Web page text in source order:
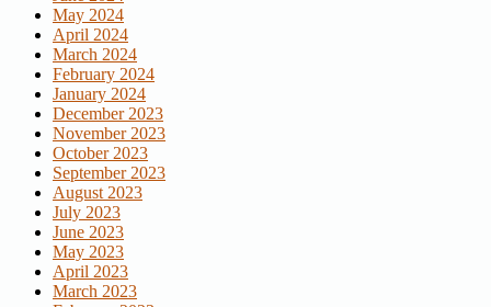
May 2024
April 2024
March 2024
February 2024
January 2024
December 2023
November 2023
October 2023
September 2023
August 2023
July 2023
June 2023
May 2023
April 2023
March 2023